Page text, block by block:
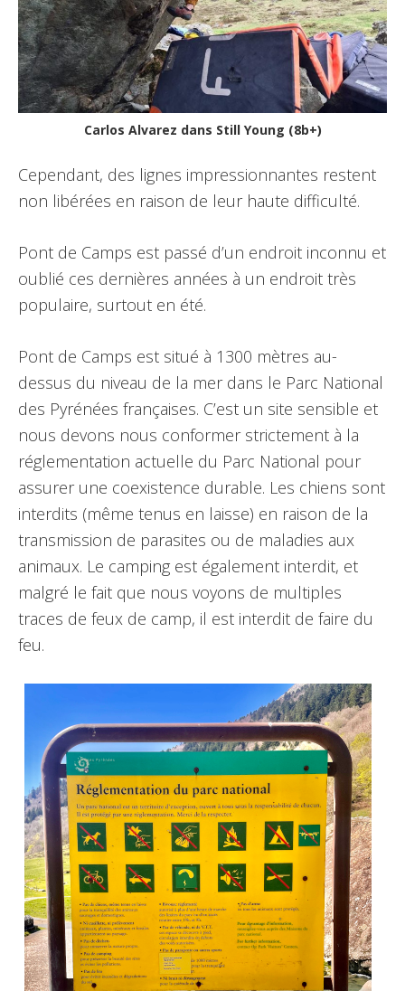
Carlos Alvarez dans Still Young (8b+)
Cependant, des lignes impressionnantes restent
non libérées en raison de leur haute difficulté.
Pont de Camps est passé d’un endroit inconnu et
oublié ces dernières années à un endroit très
populaire, surtout en été.
Pont de Camps est situé à 1300 mètres au-
dessus du niveau de la mer dans le Parc National
des Pyrénées françaises. C’est un site sensible et
nous devons nous conformer strictement à la
réglementation actuelle du Parc National pour
assurer une coexistence durable. Les chiens sont
interdits (même tenus en laisse) en raison de la
transmission de parasites ou de maladies aux
animaux. Le camping est également interdit, et
malgré le fait que nous voyons de multiples
traces de feux de camp, il est interdit de faire du
feu.